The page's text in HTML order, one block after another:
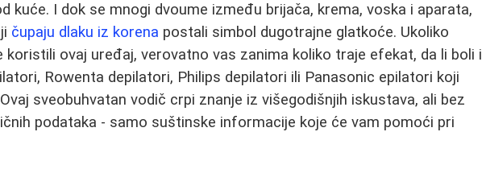
kuće. I dok se mnogi dvoume između brijača, krema, voska i aparata,
čupaju dlaku iz korena postali simbol dugotrajne glatkoće. Ukoliko
koristili ovaj uređaj, verovatno vas zanima koliko traje efekat, da li boli i
Rowenta depilatori, Philips depilatori ili Panasonic epilatori koji
sveobuhvatan vodič crpi znanje iz višegodišnjih iskustava, ali bez
podataka - samo suštinske informacije koje će vam pomoći pri